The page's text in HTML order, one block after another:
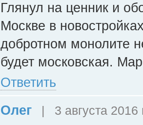
Глянул на ценник и
Москве в
добротном монолите
будет московская.
Ответить
Олег
| 3 августа 2016